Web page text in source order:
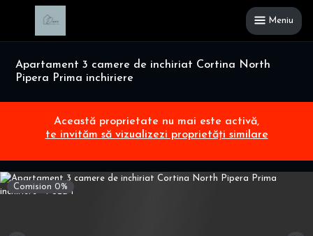
Meniu
Apartament 3 camere de inchiriat Cortina North
Pipera Prima inchiriere
Această proprietate nu mai este activă,
te invităm să vizualizezi proprietăți similare
Comision 0%